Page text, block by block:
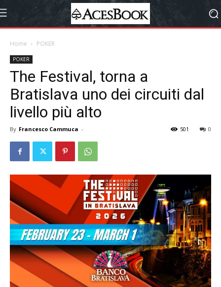
Home POKER
POKER
The Festival, torna a
Bratislava uno dei circuiti dal
livello più alto
By Francesco Cammuca - 0
501